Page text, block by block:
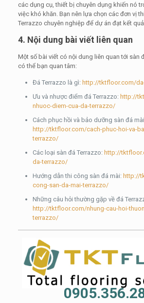
các dụng cụ, thiết bị chuyên dụng khiến nó
việc khó khăn. Bạn nên lựa chọn các đơn vị
Terrazzo chuyên nghiệp để dự án đạt kết
4. Nội dung bài viết liên quan
Một số bài viết có nội dung liên quan tới sàn
có thể bạn quan tâm:
Đá Terrazzo là gì: http://tktfloor.com/
Ưu và nhược điểm đá Terrazzo: http://
nhuoc-diem-cua-da-terrazzo/
Cách phục hồi và bảo dưỡng sàn đá
http://tktfloor.com/cach-phuc-hoi-va-
terrazzo/
Các loại sàn đá Terrazzo: http://
da-terrazzo/
Hướng dẫn thi công sàn đá mài: http://
cong-san-da-mai-terrazzo/
Những câu hỏi thường gặp về đá
http://tktfloor.com/nhung-cau-hoi-
terrazzo/